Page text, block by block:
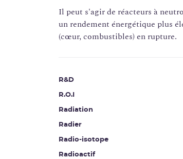
Il peut s'agir de réacteurs à
un rendement énergétique plus
(cœur, combustibles) en rupture.
R&D
R.O.I
Radiation
Radier
Radio-isotope
Radioactif